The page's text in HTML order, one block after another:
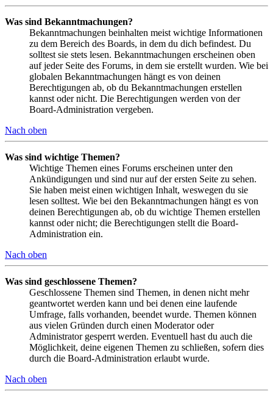
Was sind Bekanntmachungen?
Bekanntmachungen beinhalten meist wichtige Informationen
zu dem Bereich des Boards, in dem du dich befindest. Du
solltest sie stets lesen. Bekanntmachungen erscheinen oben
auf jeder Seite des Forums, in dem sie erstellt wurden. Wie bei
globalen Bekanntmachungen hängt es von deinen
Berechtigungen ab, ob du Bekanntmachungen erstellen
kannst oder nicht. Die Berechtigungen werden von der
Board-Administration vergeben.
Nach oben
Was sind wichtige Themen?
Wichtige Themen eines Forums erscheinen unter den
Ankündigungen und sind nur auf der ersten Seite zu sehen.
Sie haben meist einen wichtigen Inhalt, weswegen du sie
lesen solltest. Wie bei den Bekanntmachungen hängt es von
deinen Berechtigungen ab, ob du wichtige Themen erstellen
kannst oder nicht; die Berechtigungen stellt die Board-
Administration ein.
Nach oben
Was sind geschlossene Themen?
Geschlossene Themen sind Themen, in denen nicht mehr
geantwortet werden kann und bei denen eine laufende
Umfrage, falls vorhanden, beendet wurde. Themen können
aus vielen Gründen durch einen Moderator oder
Administrator gesperrt werden. Eventuell hast du auch die
Möglichkeit, deine eigenen Themen zu schließen, sofern dies
durch die Board-Administration erlaubt wurde.
Nach oben